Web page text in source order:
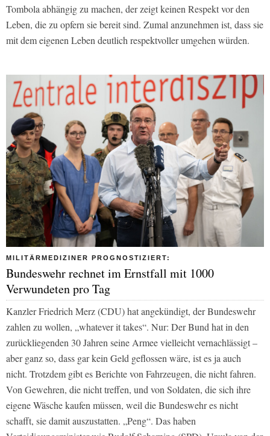
Tombola abhängig zu machen, der zeigt keinen Respekt vor den
Leben, die zu opfern sie bereit sind. Zumal anzunehmen ist, dass sie
mit dem eigenen Leben deutlich respektvoller umgehen würden.
MILITÄRMEDIZINER PROGNOSTIZIERT:
Bundeswehr rechnet im Ernstfall mit 1000
Verwundeten pro Tag
Kanzler Friedrich Merz (CDU) hat angekündigt, der Bundeswehr
zahlen zu wollen, „whatever it takes“. Nur: Der Bund hat in den
zurückliegenden 30 Jahren seine Armee vielleicht vernachlässigt –
aber ganz so, dass gar kein Geld geflossen wäre, ist es ja auch
nicht. Trotzdem gibt es Berichte von Fahrzeugen, die nicht fahren.
Von Gewehren, die nicht treffen, und von Soldaten, die sich ihre
eigene Wäsche kaufen müssen, weil die Bundeswehr es nicht
schafft, sie damit auszustatten. „Peng“. Das haben